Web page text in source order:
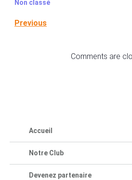
Non classé
Previous
Comments are
Accueil
Notre Club
Devenez partenaire